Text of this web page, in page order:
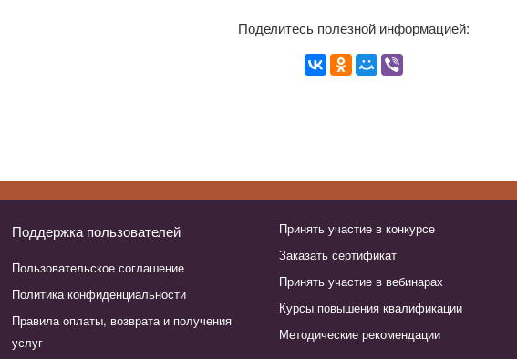
Поделитесь полезной информацией:
Поддержка пользователей
Пользовательское соглашение
Политика конфиденциальности
Правила оплаты, возврата и получения
услуг
Принять участие в конкурсе
Заказать сертификат
Принять участие в вебинарах
Курсы повышения квалификации
Методические рекомендации